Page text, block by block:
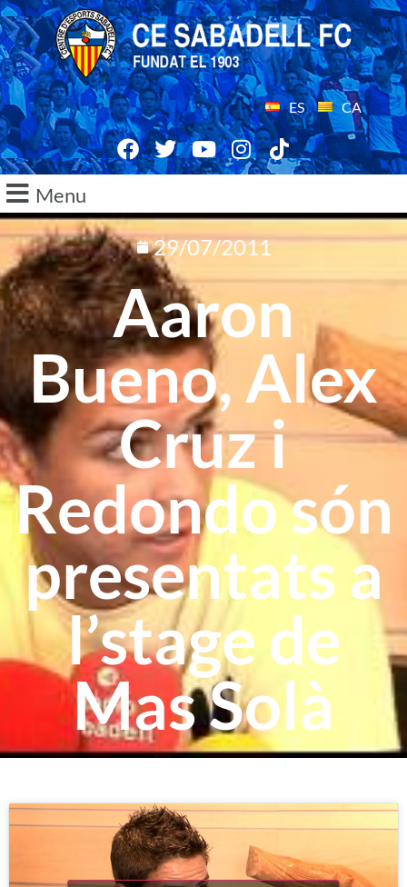
ES CA
Menu
29/07/2011
Aaron
Bueno, Alex
Cruz i
Redondo són
presentats a
l’stage de
Mas Solà